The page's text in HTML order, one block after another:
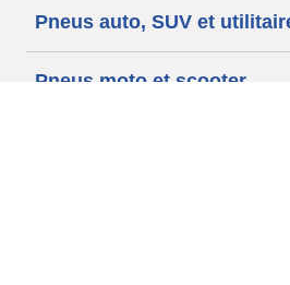
Pneus auto, SUV et
Pneus moto et scooter